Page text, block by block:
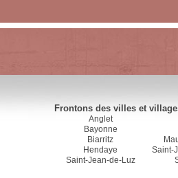
Frontons des villes et
Anglet
Bayonne
Biarritz
Hendaye
Saint-Jean-de-Luz
Saint-